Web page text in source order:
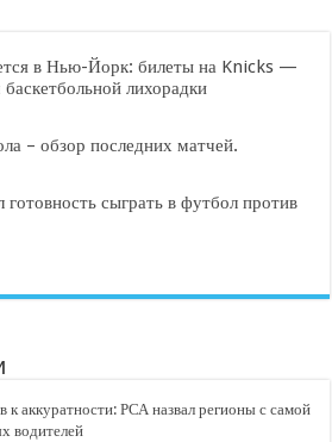
в Нью-Йорк: билеты на Knicks —
лихорадки
– обзор последних матчей.
сыграть в футбол против
аккуратности: РСА назвал регионы с самой
водителей